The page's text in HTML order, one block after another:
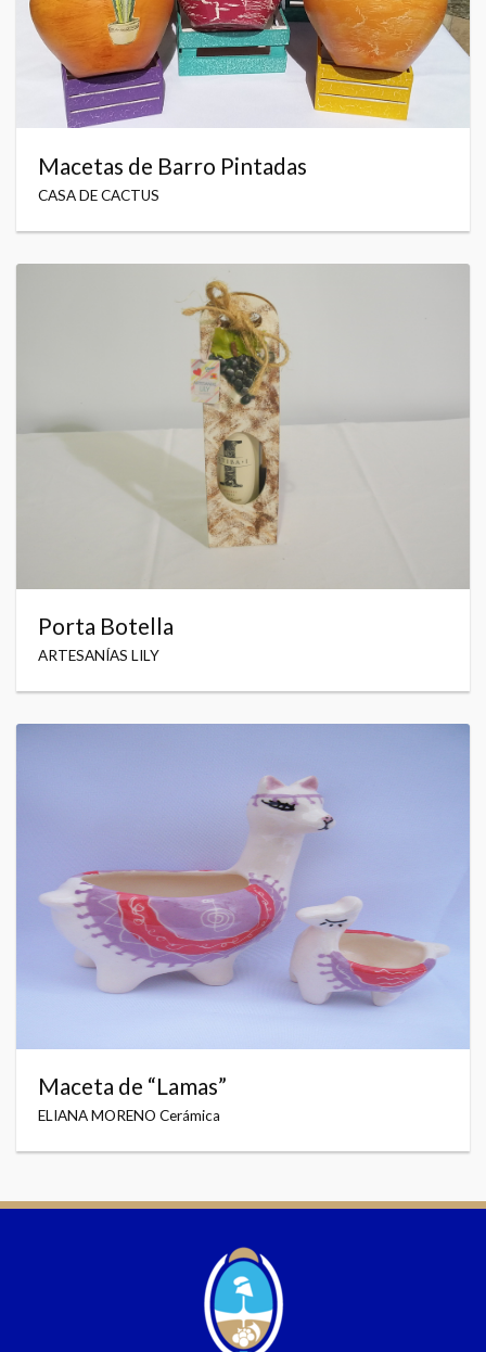
Macetas de Barro Pintadas
CASA DE CACTUS
Porta Botella
ARTESANÍAS LILY
Maceta de “Lamas”
ELIANA MORENO Cerámica